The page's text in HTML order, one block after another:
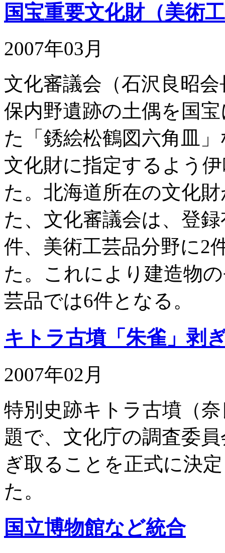
国宝重要文化財（美術
2007年03月
文化審議会（石沢良昭
保内野遺跡の土偶を国
た「銹絵松鶴図六角皿
文化財に指定するよう
た。北海道所在の文化
た、文化審議会は、登
件、美術工芸品分野に2
た。これにより建造物
芸品では6件となる。
キトラ古墳「朱雀」剥
2007年02月
特別史跡キトラ古墳（
題で、文化庁の調査委
ぎ取ることを正式に決
た。
国立博物館など統合